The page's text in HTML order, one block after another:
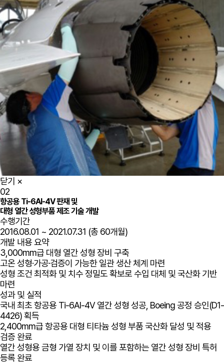
닫기 ×
02
항공용 Ti-6Al-4V 판재 및
대형 열간 성형부품 제조 기술 개발
수행기간
2016.08.01 ~ 2021.07.31 (총 60개월)
개발 내용 요약
3,000mm급 대형 열간 성형 장비 구축
고온 성형·가공·검증이 가능한 일관 생산 체계 마련
성형 조건 최적화 및 치수 정밀도 확보로 수입 대체 및 국산화 기반
마련
성과 및 실적
국내 최초 항공용 Ti-6Al-4V 열간 성형 성공, Boeing 공정 승인(D1-
4426) 획득
2,400mm급 항공용 대형 티타늄 성형 부품 국산화 달성 및 적용
검증 완료
열간 성형용 금형 가열 장치 및 이를 포함하는 열간 성형 장비 특허
등록 완료